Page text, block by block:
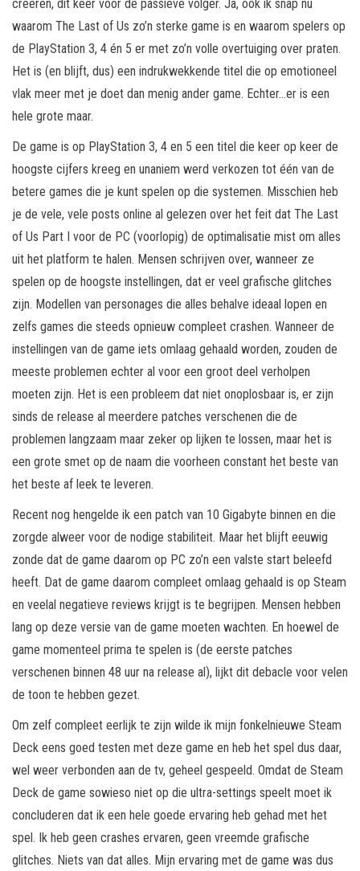
creëren, dit keer voor de passieve volger. Ja, ook ik snap nu
waarom The Last of Us zo’n sterke game is en waarom spelers op
de PlayStation 3, 4 én 5 er met zo’n volle overtuiging over praten.
Het is (en blijft, dus) een indrukwekkende titel die op emotioneel
vlak meer met je doet dan menig ander game. Echter…er is een
hele grote maar.
De game is op PlayStation 3, 4 en 5 een titel die keer op keer de
hoogste cijfers kreeg en unaniem werd verkozen tot één van de
betere games die je kunt spelen op die systemen. Misschien heb
je de vele, vele posts online al gelezen over het feit dat The Last
of Us Part I voor de PC (voorlopig) de optimalisatie mist om alles
uit het platform te halen. Mensen schrijven over, wanneer ze
spelen op de hoogste instellingen, dat er veel grafische glitches
zijn. Modellen van personages die alles behalve ideaal lopen en
zelfs games die steeds opnieuw compleet crashen. Wanneer de
instellingen van de game iets omlaag gehaald worden, zouden de
meeste problemen echter al voor een groot deel verholpen
moeten zijn. Het is een probleem dat niet onoplosbaar is, er zijn
sinds de release al meerdere patches verschenen die de
problemen langzaam maar zeker op lijken te lossen, maar het is
een grote smet op de naam die voorheen constant het beste van
het beste af leek te leveren.
Recent nog hengelde ik een patch van 10 Gigabyte binnen en die
zorgde alweer voor de nodige stabiliteit. Maar het blijft eeuwig
zonde dat de game daarom op PC zo’n een valste start beleefd
heeft. Dat de game daarom compleet omlaag gehaald is op Steam
en veelal negatieve reviews krijgt is te begrijpen. Mensen hebben
lang op deze versie van de game moeten wachten. En hoewel de
game momenteel prima te spelen is (de eerste patches
verschenen binnen 48 uur na release al), lijkt dit debacle voor velen
de toon te hebben gezet.
Om zelf compleet eerlijk te zijn wilde ik mijn fonkelnieuwe Steam
Deck eens goed testen met deze game en heb het spel dus daar,
wel weer verbonden aan de tv, geheel gespeeld. Omdat de Steam
Deck de game sowieso niet op die ultra-settings speelt moet ik
concluderen dat ik een hele goede ervaring heb gehad met het
spel. Ik heb geen crashes ervaren, geen vreemde grafische
glitches. Niets van dat alles. Mijn ervaring met de game was dus